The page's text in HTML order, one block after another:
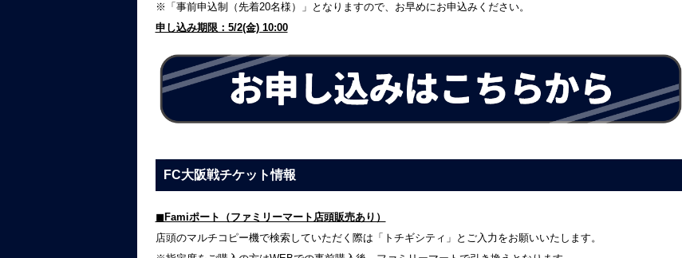
※「事前申込制（先着20名様）」となりますので、お早めにお申込みください。
申し込み期限：5/2(金) 10:00
FC大阪戦チケット情報
◼︎Famiポート（ファミリーマート店頭販売あり）
店頭のマルチコピー機で検索していただく際は「トチギシティ」とご入力をお願いいたします。